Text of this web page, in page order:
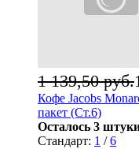
1 139,50 руб.
Кофе Jacobs
пакет (Ст.6)
Осталось 3
Стандарт: 1 /6